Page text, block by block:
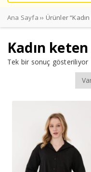
Ana Sayfa ›› Ürünler
Kadın
Tek bir sonuç gösteriliyor